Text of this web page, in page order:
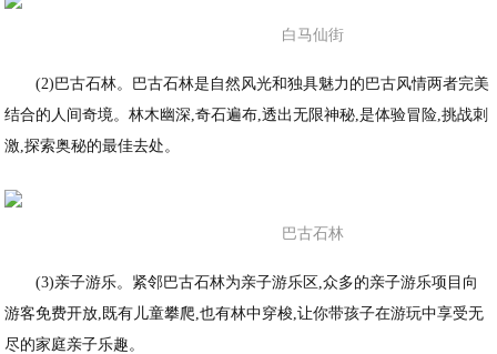
白马仙街
(2)巴古石林。巴古石林是自然风光和独具魅力的巴古风情两者完美
结合的人间奇境。林木幽深,奇石遍布,透出无限神秘,是体验冒险,挑战刺
激,探索奥秘的最佳去处。
巴古石林
(3)亲子游乐。紧邻巴古石林为亲子游乐区,众多的亲子游乐项目向
游客免费开放,既有儿童攀爬,也有林中穿梭,让你带孩子在游玩中享受无
尽的家庭亲子乐趣。